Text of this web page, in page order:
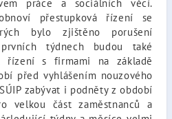
práce a sociálních věcí.
přestupková řízení se
bylo zjištěno porušení
týdnech budou také
řízení s firmami na základě
před vyhlášením nouzového
zabývat i podněty z období
velkou část zaměstnanců a